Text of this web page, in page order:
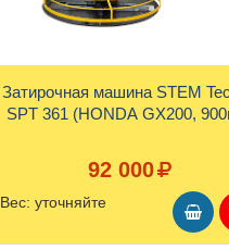
Затирочная машина STEM
SPT 361 (HONDA GX200,
92 000
Вес: уточняйте